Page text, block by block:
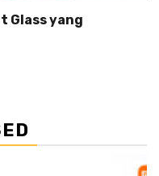
Glass yang